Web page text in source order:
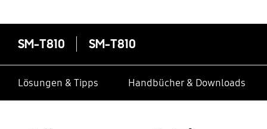
SM-T810 SM-T810
Lösungen & Tipps Handbücher & Downloads